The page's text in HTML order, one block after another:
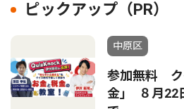
ピックアップ（PR）
中原区
参加無料 ク
金｣ ８月22